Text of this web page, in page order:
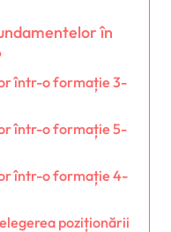
în
într-o formație 3-
într-o formație 5-
într-o formație 4-
poziționării